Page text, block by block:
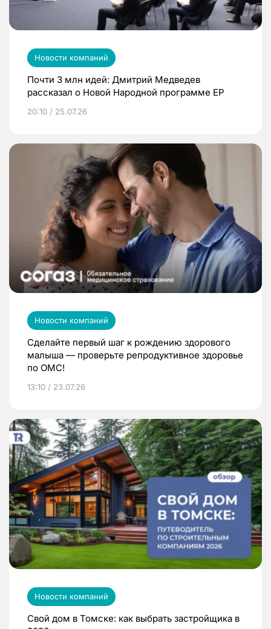
Новости компаний
Почти 3 млн идей: Дмитрий Медведев
рассказал о Новой Народной программе ЕР
20:10 / 25.07.26
Новости компаний
Сделайте первый шаг к рождению здорового
малыша — проверьте репродуктивное здоровье
по ОМС!
13:10 / 23.07.26
Новости компаний
Свой дом в Томске: как выбрать застройщика в